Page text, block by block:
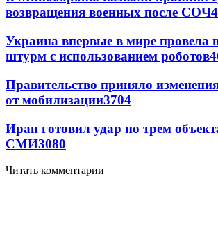
возвращения военных после СОЧ
Украина впервые в мире провела
штурм с использованием роботов
Правительство приняло
от мобилизации3704
Иран готовил удар по трем
СМИ3080
Читать комментарии